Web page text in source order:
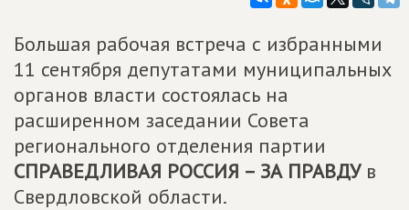
Большая рабочая встреча с избранными
11 сентября депутатами муниципальных
органов власти состоялась на
расширенном заседании Совета
регионального отделения партии
СПРАВЕДЛИВАЯ РОССИЯ – ЗА ПРАВДУв
Свердловской области.